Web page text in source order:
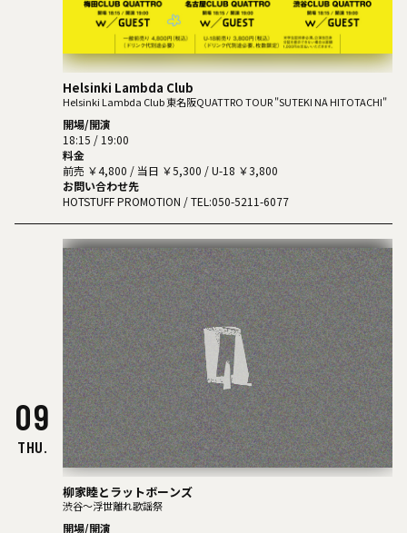
Helsinki Lambda Club
Helsinki Lambda Club 東名阪QUATTRO TOUR "SUTEKI NA HITOTACHI"
開場/開演
18:15 / 19:00
料金
前売 ￥4,800 / 当日 ￥5,300 / U-18 ￥3,800
お問い合わせ先
HOTSTUFF PROMOTION / TEL:050-5211-6077
09
THU.
柳家睦とラットボーンズ
渋谷〜浮世離れ歌謡祭
開場/開演